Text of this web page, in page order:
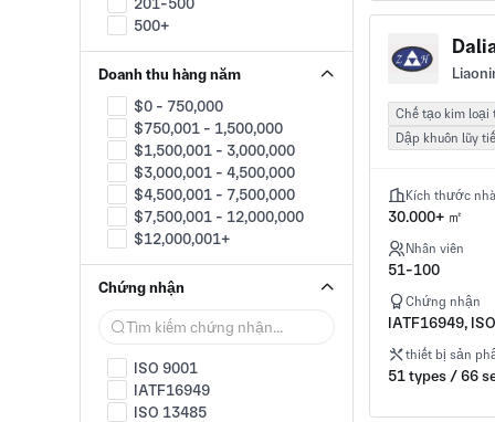
Ắc quy
lượng
Thiết bị điện
Thắp sáng
Động cơ
Chất bán dẫn
UHV
Dây & Cáp
Kỹ thuật và Thiết kế
Chuỗi cung ứng và dịch vụ tư
Sản xuất OEM
Bảo vệ môi trương
Quản lý chất thải
Cảnh báo an toàn và an ninh
Thiết bị giám sát
An ninh phòng cháy chữa
500+
Doanh thu hàng năm
$0 - 750,000
$750,001 - 1,500,000
$1,500,001 - 3,000,000
$3,000,001 - 4,500,000
$4,500,001 - 7,500,000
$7,500,001 - 12,000,000
$12,000,001+
Chứng nhận
ISO 9001
IATF16949
ISO 13485
Chế tạo kim loại
Dập khuôn lũy
Kích thước
30.000+ ㎡
Nhân viên
51-100
Chứng nhận
IATF16949,
thiết bị sản
51 types / 66